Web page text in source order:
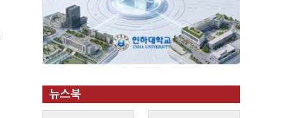
뉴스북